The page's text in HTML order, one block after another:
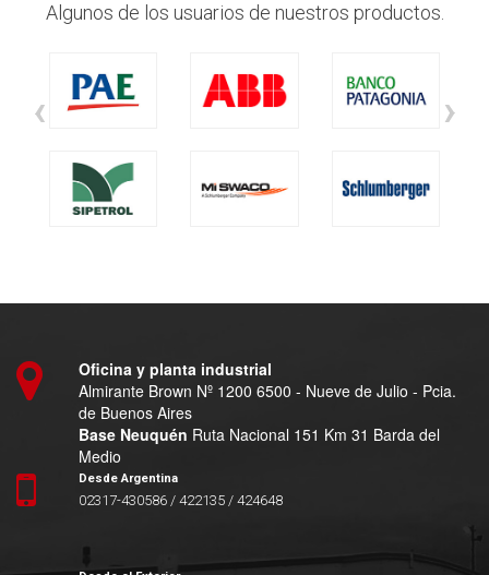
Algunos de los usuarios de nuestros productos.
‹ ›
Oficina y planta industrial
Almirante Brown Nº 1200 6500 - Nueve de Julio - Pcia.
de Buenos Aires
Base Neuquén Ruta Nacional 151 Km 31 Barda del
Medio
Desde Argentina
02317-430586 / 422135 / 424648